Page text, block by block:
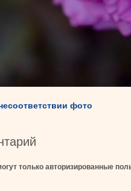
фото
только авторизированные